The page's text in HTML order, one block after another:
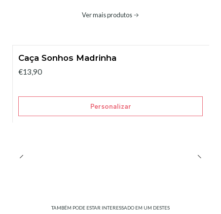
Ver mais produtos
Caça Sonhos Madrinha
€13,90
Personalizar
TAMBÉM PODE ESTAR INTERESSADO EM UM DESTES